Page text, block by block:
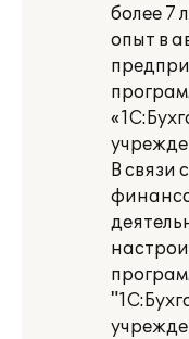
более 7
опыт в
В связи